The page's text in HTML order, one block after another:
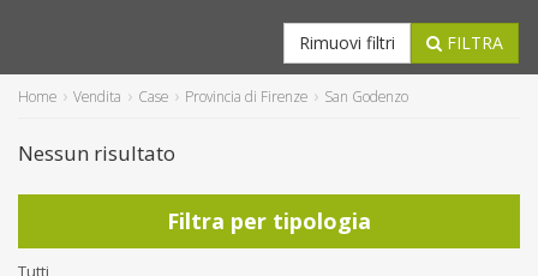
FILTRA
Rimuovi filtri
Home Vendita Case Provincia di Firenze San Godenzo
Nessun risultato
Filtra per tipologia
Tutti